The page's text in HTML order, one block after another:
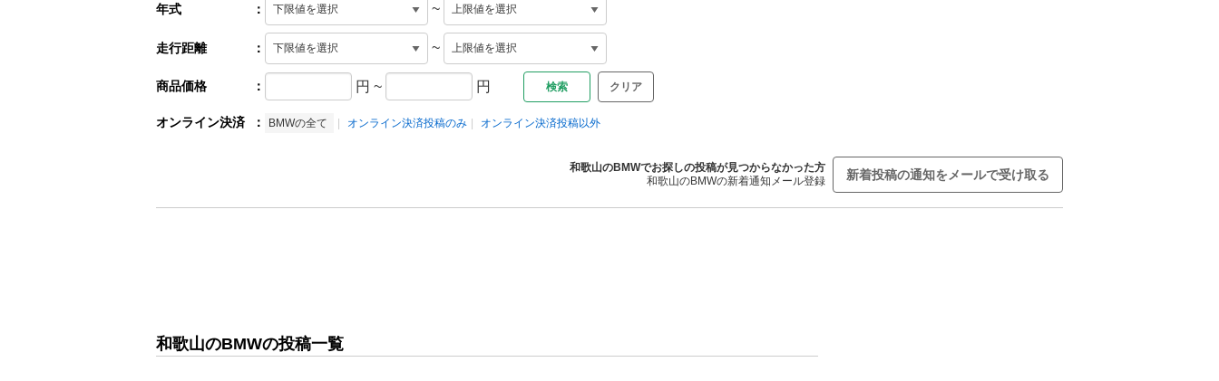
年式 ： ~
走行距離 ： ~
商品価格 ： 円 ~ 円 クリア
オンライン決済 ： BMWの全て オンライン決済投稿のみ オンライン決済投稿以外
和歌山のBMWでお探しの投稿が見つからなかった方
和歌山のBMWの新着通知メール登録
新着投稿の通知をメールで受け取る
和歌山のBMWの投稿一覧